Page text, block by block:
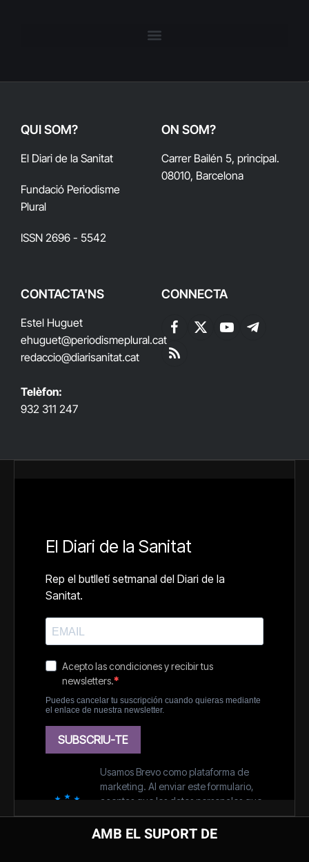
QUI SOM?
El Diari de la Sanitat
Fundació Periodisme
Plural
ISSN 2696 - 5542
ON SOM?
Carrer Bailén 5, principal.
08010, Barcelona
CONTACTA'NS
Estel Huguet
ehuguet@periodismeplural.cat
redaccio@diarisanitat.cat
Telèfon:
932 311 247
CONNECTA
Facebook
X
YouTubeTelegram
RSS
AMB EL SUPORT DE